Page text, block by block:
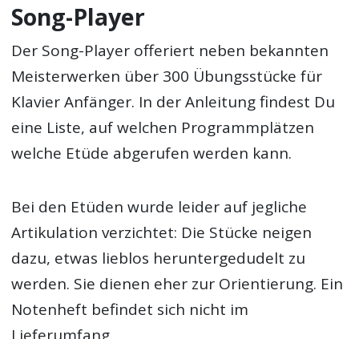
Song-Player
Der Song-Player offeriert neben bekannten
Meisterwerken über 300 Übungsstücke für
Klavier Anfänger. In der Anleitung findest Du
eine Liste, auf welchen Programmplätzen
welche Etüde abgerufen werden kann.
Bei den Etüden wurde leider auf jegliche
Artikulation verzichtet: Die Stücke neigen
dazu, etwas lieblos heruntergedudelt zu
werden. Sie dienen eher zur Orientierung. Ein
Notenheft befindet sich nicht im
Lieferumfang.